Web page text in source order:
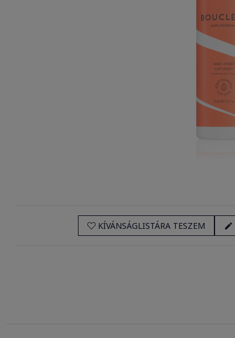
KÍVÁNSÁGLISTÁRA TESZEM 